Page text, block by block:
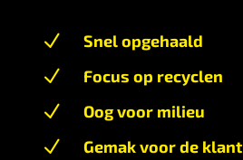
N Snel opgehaald
N Focus op recyclen
N Oog voor milieu
N Gemak voor de klant